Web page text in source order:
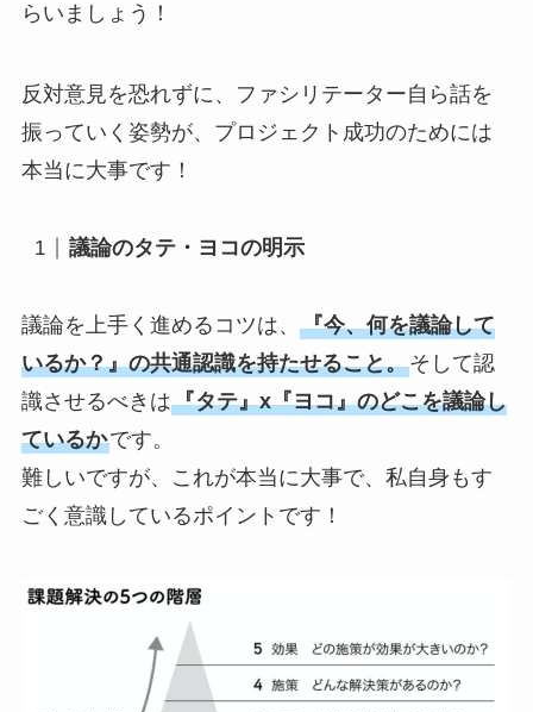
らいましょう！
反対意見を恐れずに、ファシリテーター自ら話を
振っていく姿勢が、プロジェクト成功のためには
本当に大事です！
議論のタテ・ヨコの明示
議論を上手く進めるコツは、 『今、何を議論して
いるか？』の共通認識を持たせること。そして認
識させるべきは『タテ』x『ヨコ』のどこを議論し
ているかです。
難しいですが、これが本当に大事で、私自身もす
ごく意識しているポイントです！